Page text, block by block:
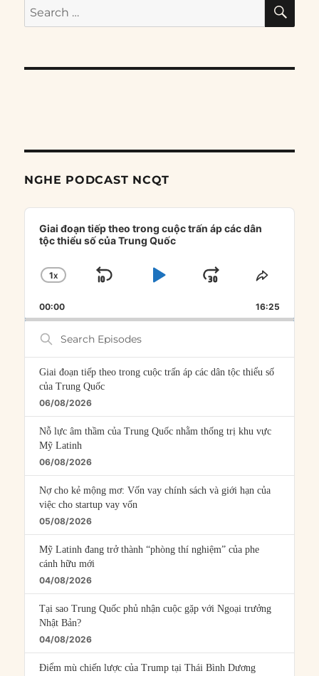
Search
for:
NGHE PODCAST NCQT
Audio
Player
Giai đoạn tiếp theo trong cuộc trấn áp các dân
tộc thiểu số của Trung Quốc
CHANGE
RATE
1X
SKIP
PLAYJUMP
FORWARD
SHARE
00:00 16:25
Search
Episodes
Giai đoạn tiếp theo trong cuộc trấn áp các dân tộc thiểu số
của Trung Quốc
06/08/2026
Nỗ lực âm thầm của Trung Quốc nhằm thống trị khu vực
Mỹ Latinh
06/08/2026
Nợ cho kẻ mộng mơ: Vốn vay chính sách và giới hạn của
việc cho startup vay vốn
05/08/2026
Mỹ Latinh đang trở thành “phòng thí nghiệm” của phe
cánh hữu mới
04/08/2026
Tại sao Trung Quốc phủ nhận cuộc gặp với Ngoại trưởng
Nhật Bản?
04/08/2026
Điểm mù chiến lược của Trump tại Thái Bình Dương